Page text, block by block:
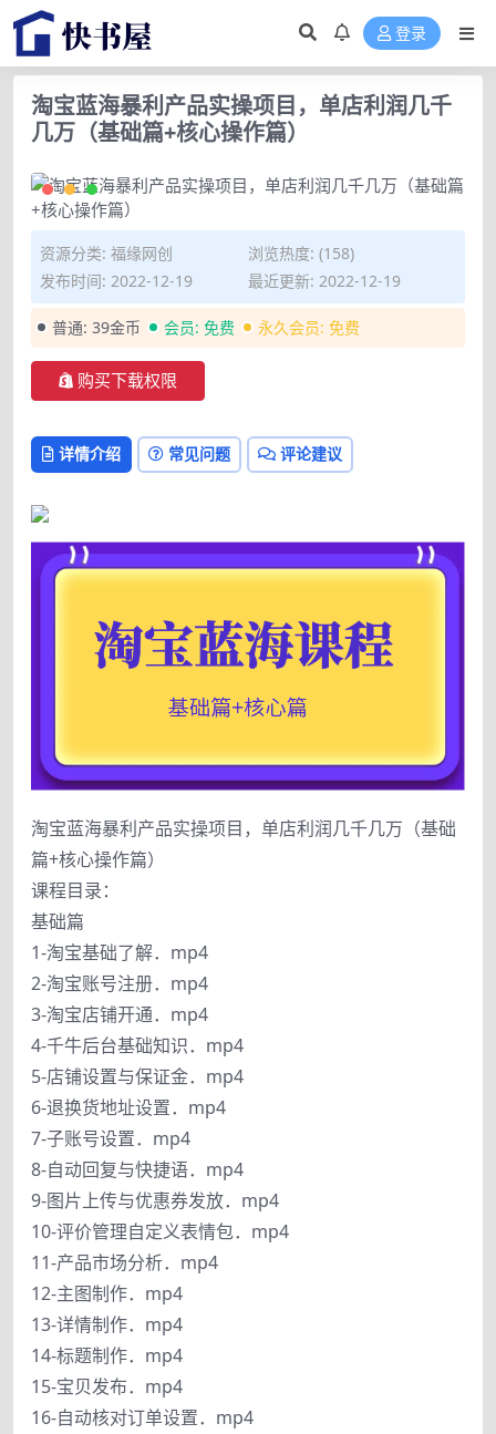
登录
淘宝蓝海暴利产品实操项目，单店利润几千
几万（基础篇+核心操作篇）
资源分类: 福缘网创
浏览热度: (158)
发布时间: 2022-12-19
最近更新: 2022-12-19
普通: 39金币 会员: 免费 永久会员: 免费
购买下载权限
详情介绍 常见问题 评论建议
淘宝蓝海暴利产品实操项目，单店利润几千几万（基础
篇+核心操作篇）
课程目录：
基础篇
1-淘宝基础了解．mp4
2-淘宝账号注册．mp4
3-淘宝店铺开通．mp4
4-千牛后台基础知识．mp4
5-店铺设置与保证金．mp4
6-退换货地址设置．mp4
7-子账号设置．mp4
8-自动回复与快捷语．mp4
9-图片上传与优惠券发放．mp4
10-评价管理自定义表情包．mp4
11-产品市场分析．mp4
12-主图制作．mp4
13-详情制作．mp4
14-标题制作．mp4
15-宝贝发布．mp4
16-自动核对订单设置．mp4